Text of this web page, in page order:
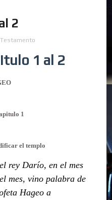
2
1 al 2
1
el templo
rey Darío, en el mes
mes, vino palabra de
Hageo a